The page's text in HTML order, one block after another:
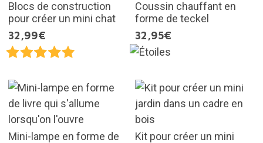
Blocs de construction
pour créer un mini chat
32,99€
Coussin chauffant en
forme de teckel
32,95€
Mini-lampe en forme de
Kit pour créer un mini